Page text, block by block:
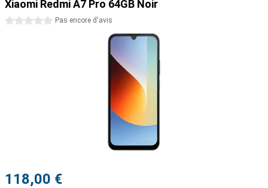
l'intelligence artificielle directement à votre Xiaomi Redmi A7 Pro.
Utilisez Gemini Live pour poser des questions ou discuter d'idées,
ou laissez l'IA vous aider dans vos tâches quotidiennes. Circle to
Search vous permet de rechercher facilement ce que vous voyez
sur votre écran, sans changer d'application. Vous pouvez
également générer des images et retrouver rapidement des
informations. Ainsi, votre smartphone devient non seulement un
appareil, mais aussi un assistant intelligent dans votre poche.
Xiaomi Redmi A7 Pro 64GB Noir
0 étoilesPas encore d'avis
118,00 €